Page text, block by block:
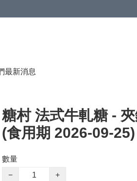
最新消息
糖村 法式牛軋糖 -
(食用期 2026-09-25)
數量
−
+